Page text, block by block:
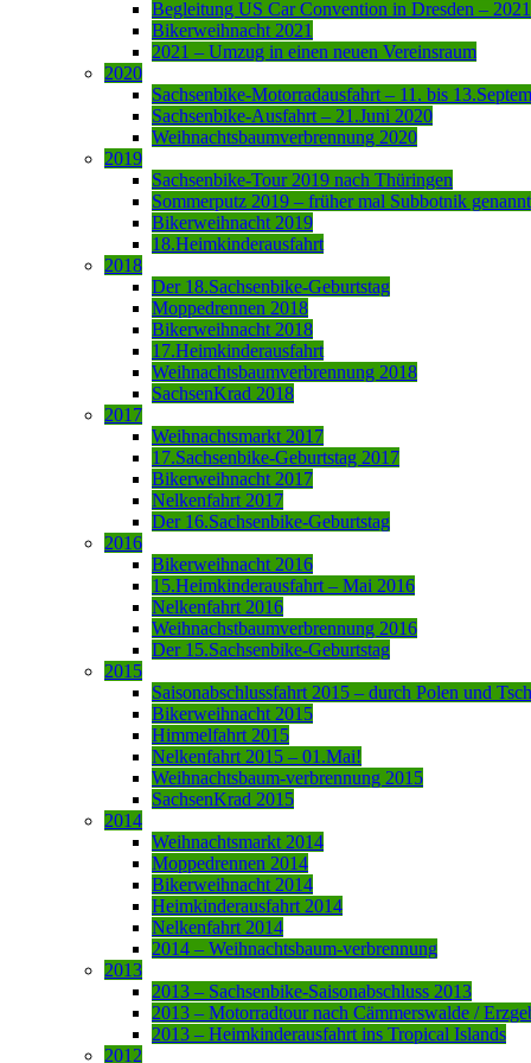
Begleitung US Car Convention in Dresden – 2021
Bikerweihnacht 2021
2021 – Umzug in einen neuen Vereinsraum
2020
Sachsenbike-Motorradausfahrt – 11. bis
Sachsenbike-Ausfahrt – 21.Juni 2020
Weihnachtsbaumverbrennung 2020
2019
Sachsenbike-Tour 2019 nach Thüringen
Sommerputz 2019 – früher mal Subbotnik genannt
Bikerweihnacht 2019
18.Heimkinderausfahrt
2018
Der 18.Sachsenbike-Geburtstag
Moppedrennen 2018
Bikerweihnacht 2018
17.Heimkinderausfahrt
Weihnachtsbaumverbrennung 2018
SachsenKrad 2018
2017
Weihnachtsmarkt 2017
17.Sachsenbike-Geburtstag 2017
Bikerweihnacht 2017
Nelkenfahrt 2017
Der 16.Sachsenbike-Geburtstag
2016
Bikerweihnacht 2016
15.Heimkinderausfahrt – Mai 2016
Nelkenfahrt 2016
Weihnachstbaumverbrennung 2016
Der 15.Sachsenbike-Geburtstag
2015
Saisonabschlussfahrt 2015 – durch Polen und
Bikerweihnacht 2015
Himmelfahrt 2015
Nelkenfahrt 2015 – 01.Mai!
Weihnachtsbaum-verbrennung 2015
SachsenKrad 2015
2014
Weihnachtsmarkt 2014
Moppedrennen 2014
Bikerweihnacht 2014
Heimkinderausfahrt 2014
Nelkenfahrt 2014
2014 – Weihnachtsbaum-verbrennung
2013
2013 – Sachsenbike-Saisonabschluss 2013
2013 – Motorradtour nach Cämmerswalde /
2013 – Heimkinderausfahrt ins Tropical Islands
2012